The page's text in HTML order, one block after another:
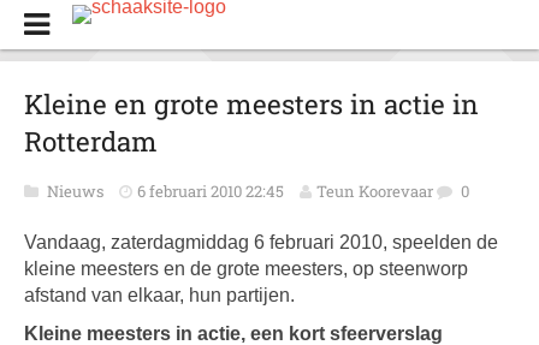
Kleine en grote meesters in actie in
Rotterdam
Nieuws 6 februari 2010 22:45 Teun Koorevaar 0
Vandaag, zaterdagmiddag 6 februari 2010, speelden de
kleine meesters en de grote meesters, op steenworp
afstand van elkaar, hun partijen.
Kleine meesters in actie, een kort sfeerverslag